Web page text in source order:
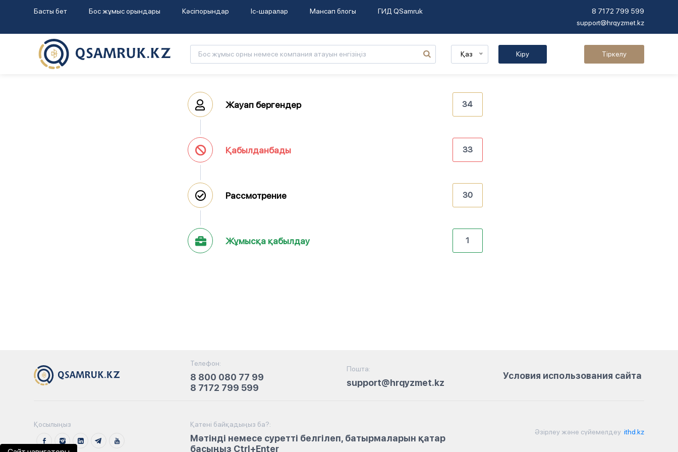
Басты бет Бос жұмыс орындары Кәсіпорындар Іс-шаралар Мансап блогы ГИД QSamruk
8 7172 799 599
support@hrqyzmet.kz
Қаз Кіру Тіркелу
Жауап бергендер 34
Қабылданбады 33
Рассмотрение 30
Жұмысқа қабылдау 1
Телефон:
8 800 080 77 99
8 7172 799 599
Пошта:
support@hrqyzmet.kz
Условия использования сайта
Қосылыңыз Қатені байқадыңыз ба?:
Мәтінді немесе суретті белгілеп, батырмаларын қатар
басыңыз Ctrl+Enter
Әзірлеу және сүйемелдеу ithd.kz